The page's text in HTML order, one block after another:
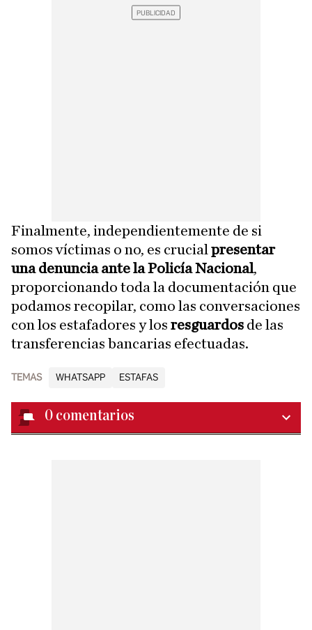
Finalmente, independientemente de si
somos víctimas o no, es crucial presentar
una denuncia ante la Policía Nacional,
proporcionando toda la documentación que
podamos recopilar, como las conversaciones
con los estafadores y los resguardos de las
transferencias bancarias efectuadas.
TEMAS WHATSAPP ESTAFAS
0 comentarios